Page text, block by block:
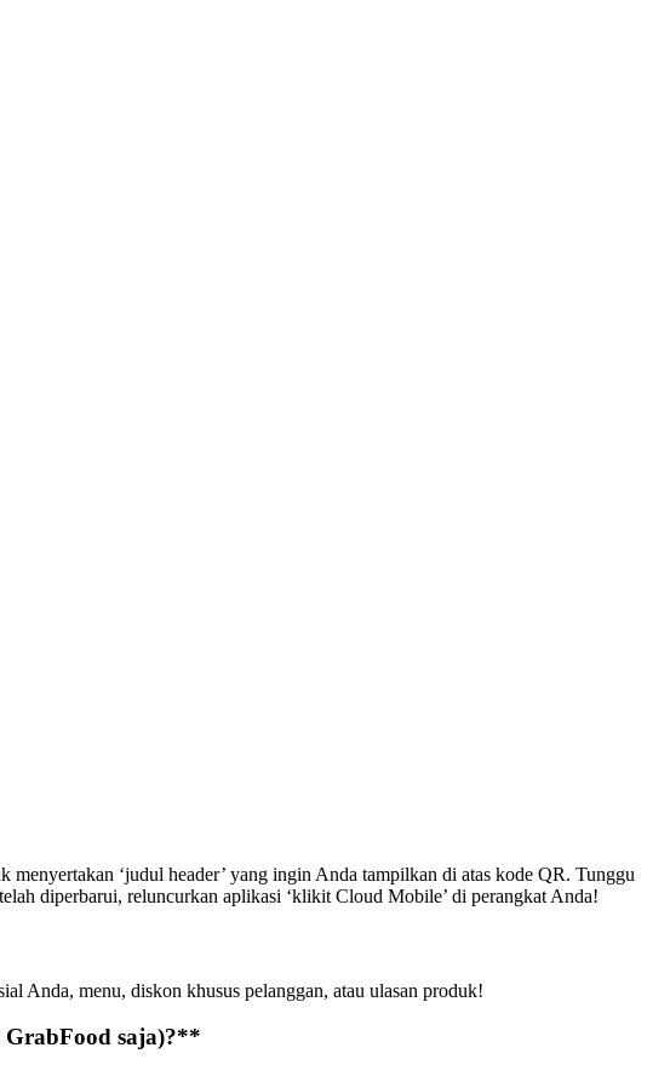
‘judul header’ yang ingin Anda tampilkan di atas kode QR. Tunggu
diperbarui, reluncurkan aplikasi ‘klikit Cloud Mobile’ di perangkat Anda!
Anda, menu, diskon khusus pelanggan, atau ulasan produk!
saja)?**